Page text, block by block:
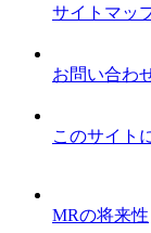
サイトマッ
お問い合わ
このサイト
MRの将来性